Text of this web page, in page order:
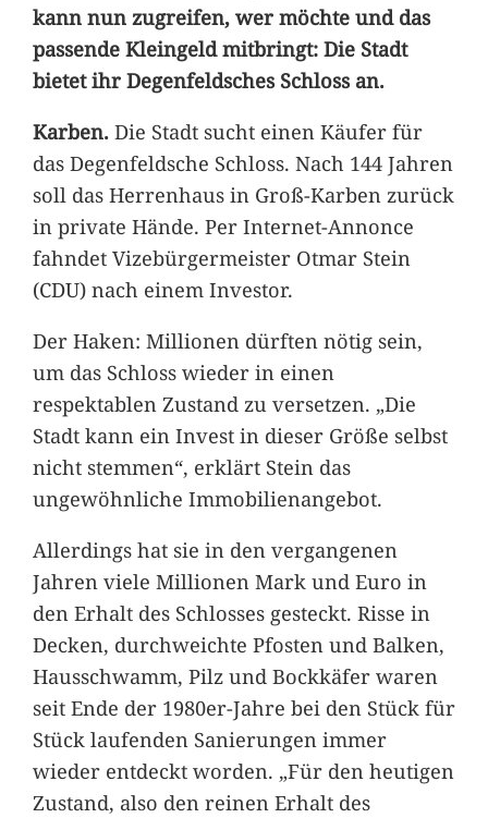
kann nun zugreifen, wer möchte und das
passende Kleingeld mitbringt: Die Stadt
bietet ihr Degenfeldsches Schloss an.
Karben.Die Stadt sucht einen Käufer für
das Degenfeldsche Schloss. Nach 144 Jahren
soll das Herrenhaus in Groß-Karben zurück
in private Hände. Per Internet-Annonce
fahndet Vizebürgermeister Otmar Stein
(CDU) nach einem Investor.
Der Haken: Millionen dürften nötig sein,
um das Schloss wieder in einen
respektablen Zustand zu versetzen. „Die
Stadt kann ein Invest in dieser Größe selbst
nicht stemmen“, erklärt Stein das
ungewöhnliche Immobilienangebot.
Allerdings hat sie in den vergangenen
Jahren viele Millionen Mark und Euro in
den Erhalt des Schlosses gesteckt. Risse in
Decken, durchweichte Pfosten und Balken,
Hausschwamm, Pilz und Bockkäfer waren
seit Ende der 1980er-Jahre bei den Stück für
Stück laufenden Sanierungen immer
wieder entdeckt worden. „Für den heutigen
Zustand, also den reinen Erhalt des